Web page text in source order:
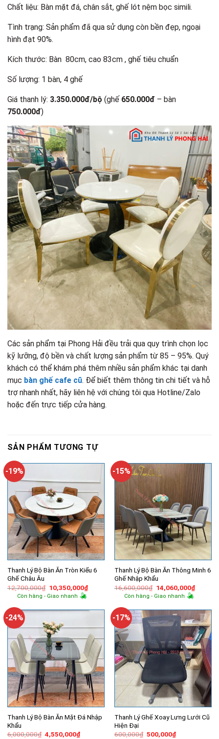
Chất liệu: Bàn mặt đá, chân sắt, ghế lót nệm bọc simili.
Tình trạng: Sản phẩm đã qua sử dụng còn bền đẹp, ngoại
hình đạt 90%.
Kích thước: Bàn 80cm, cao 83cm , ghế tiêu chuẩn
Số lượng: 1 bàn, 4 ghế
Giá thanh lý: 3.350.000đ/bộ (ghế 650.000đ – bàn
750.000đ)
Các sản phẩm tại Phong Hải đều trải qua quy trình chọn lọc
kỹ lưỡng, độ bền và chất lượng sản phẩm từ 85 – 95%. Quý
khách có thể khám phá thêm nhiều sản phẩm khác tại danh
mục bàn ghế cafe cũ. Để biết thêm thông tin chi tiết và hỗ
trợ nhanh nhất, hãy liên hệ với chúng tôi qua Hotline/Zalo
hoặc đến trực tiếp cửa hàng.
SẢN PHẨM TƯƠNG TỰ
-19%
Thanh Lý Bộ Bàn Ăn Tròn Kiểu 6
Ghế Châu Âu
12,700,000₫ Giá
gốc
là:
10,350,000₫Giá
hiện
10,350,000₫.
Còn hàng - Giao nhanh
-15%
Thanh Lý Bộ Bàn Ăn Thông Minh 6
Ghế Nhập Khẩu
16,600,000₫ Giá
gốc
là:
14,060,000₫Giá
hiện
Còn hàng - Giao nhanh
-24%
Thanh Lý Bộ Bàn Ăn Mặt Đá Nhập
Khẩu
6,000,000₫ Giá
4,550,000₫Giá
-17%
Thanh Lý Ghế Xoay Lưng Lưới Cũ
Hiện Đại
600,000₫ Giá
500,000₫Giá